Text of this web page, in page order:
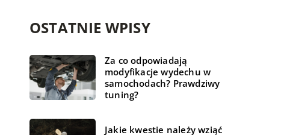
OSTATNIE WPISY
Za co odpowiadają
modyfikacje wydechu w
samochodach? Prawdziwy
tuning?
Jakie kwestie należy wziąć